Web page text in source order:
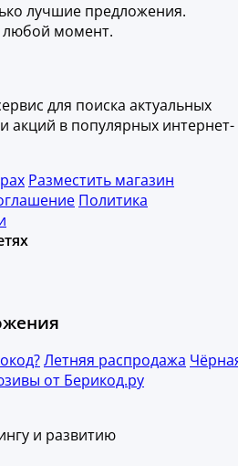
лучшие предложения.
любой момент.
для поиска актуальных
акций в популярных интернет-
Разместить магазин
Политика
Летняя распродажа
от Берикод.ру
и развитию